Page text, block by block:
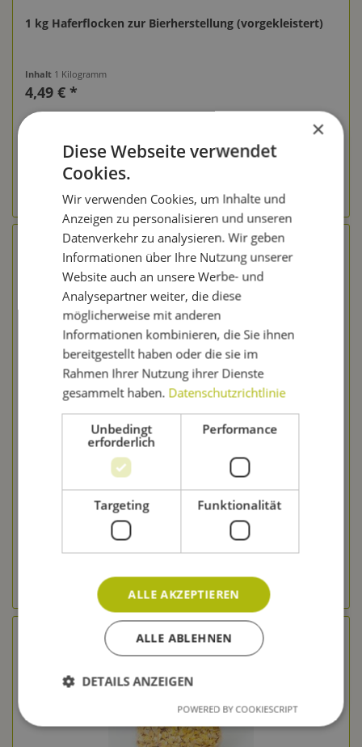
1 kg Haferflocken zur Bierherstellung (vorgekleistert)
Inhalt 1 Kilogramm
4,49 € *
In den Warenkorb
1 kg Weizenflocken zur Bierherstellung (vorgekleistert)
In den Warenkorb
zum Produkt
×
Diese Webseite verwendet
Cookies.
Wir verwenden Cookies, um Inhalte und
Anzeigen zu personalisieren und unseren
Datenverkehr zu analysieren. Wir geben
Informationen über Ihre Nutzung unserer
Website auch an unsere Werbe- und
Analysepartner weiter, die diese
möglicherweise mit anderen
Informationen kombinieren, die Sie ihnen
bereitgestellt haben oder die sie im
Rahmen Ihrer Nutzung ihrer Dienste
gesammelt haben. Datenschutzrichtlinie
Unbedingt
erforderlich
Performance
Targeting Funktionalität
ALLE AKZEPTIEREN
ALLE ABLEHNEN
DETAILS ANZEIGEN
POWERED BY COOKIESCRIPT